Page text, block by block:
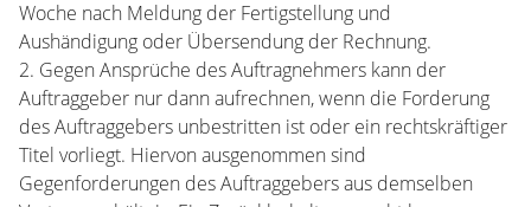
Woche nach Meldung der Fertigstellung und
Aushändigung oder Übersendung der Rechnung.
2. Gegen Ansprüche des Auftragnehmers kann der
Auftraggeber nur dann aufrechnen, wenn die Forderung
des Auftraggebers unbestritten ist oder ein rechtskräftiger
Titel vorliegt. Hiervon ausgenommen sind
Gegenforderungen des Auftraggebers aus demselben